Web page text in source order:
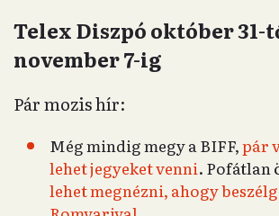
Telex Diszpó október 31-
november 7-ig
Pár mozis hír:
Még mindig megy a BIFF,pár
lehet jegyeket venni. Pofátlan
lehet megnézni, ahogy